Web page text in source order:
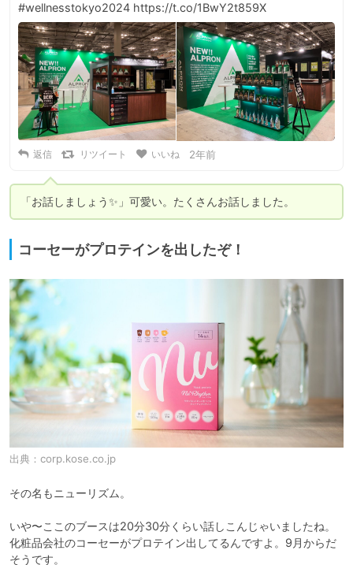
#wellnesstokyo2024 https://t.co/1BwY2t859X
返信 リツイート いいね 2年前
「お話しましょう✨️」可愛い。たくさんお話しました。
コーセーがプロテインを出したぞ！
出典： corp.kose.co.jp
その名もニューリズム。
いや〜ここのブースは20分30分くらい話しこんじゃいましたね。
化粧品会社のコーセーがプロテイン出してるんですよ。9月からだ
そうです。